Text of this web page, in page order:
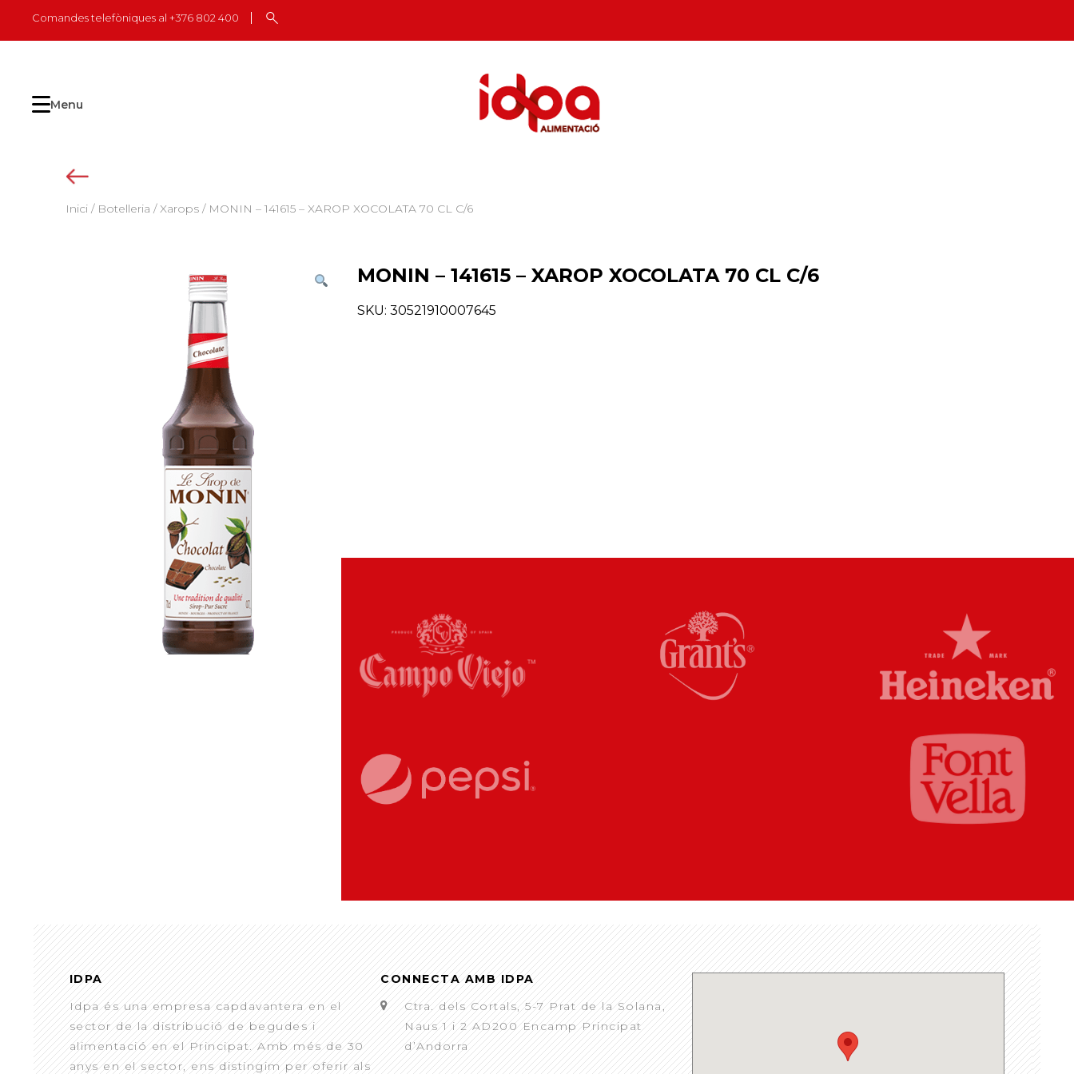
content
Comandes telefòniques al +376 802 400
Menu
Inici / Botelleria /Xarops / MONIN – 141615 – XAROP XOCOLATA 70 CL C/6
MONIN – 141615 – XAROP XOCOLATA 70 CL C/6
SKU: 30521910007645
IDPA
Idpa és una empresa capdavantera en el
sector de la distribució de begudes i
alimentació en el Principat. Amb més de 30
anys en el sector, ens distingim per oferir als
CONNECTA AMB IDPA
Ctra. dels Cortals, 5-7 Prat de la Solana,
Naus 1 i 2 AD200 Encamp Principat
d’Andorra